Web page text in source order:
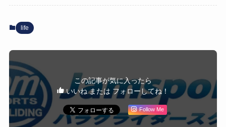
life
この記事が気に入ったら
いいね または フォローしてね！
Follow Me